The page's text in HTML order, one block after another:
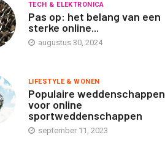
ELEKTRONICA
reductoren van
TECH & ELEKTRONICA
Pas op: het belang van een
sterke online...
augustus 30, 2024
LIFESTYLE & WONEN
Populaire weddenschappen
voor online
sportweddenschappen
september 11, 2023